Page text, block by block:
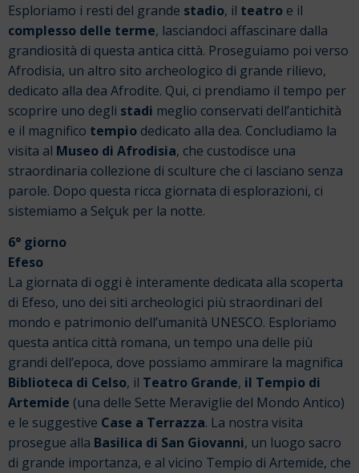
Esploriamo i resti del grande stadio, il teatro e il
complesso delle terme, lasciandoci affascinare dalla
grandiosità di questa antica città. Proseguiamo poi verso
Afrodisia, un altro sito archeologico di grande rilievo,
dedicato alla dea Afrodite. Qui, ci prendiamo il tempo per
scoprire uno degli stadi meglio conservati dell’antichità
e il magnifico tempio dedicato alla dea. Concludiamo la
visita al Museo di Afrodisia, che custodisce una
straordinaria collezione di sculture che ci lasciano senza
parole. Dopo questa ricca giornata di esplorazioni, ci
sistemiamo a Selçuk per la notte.
6° giorno
Efeso
La giornata di oggi è interamente dedicata alla scoperta
di Efeso, uno dei siti archeologici più straordinari del
mondo e patrimonio dell’umanità UNESCO. Esploriamo
questa antica città romana, un tempo una delle più
grandi dell’epoca, dove possiamo ammirare la magnifica
Biblioteca di Celso, il Teatro Grande, il Tempio di
Artemide (una delle Sette Meraviglie del Mondo Antico)
e le suggestive Case a Terrazza. La nostra visita
prosegue alla Basilica di San Giovanni, un luogo sacro
di grande importanza, e al vicino Tempio di Artemide, che